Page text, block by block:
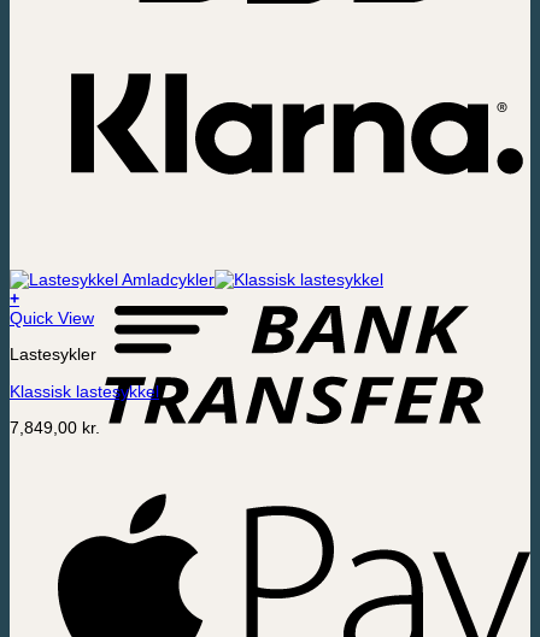
+
Quick View
Lastesykler
Klassisk lastesykkel
7,849,00 kr.